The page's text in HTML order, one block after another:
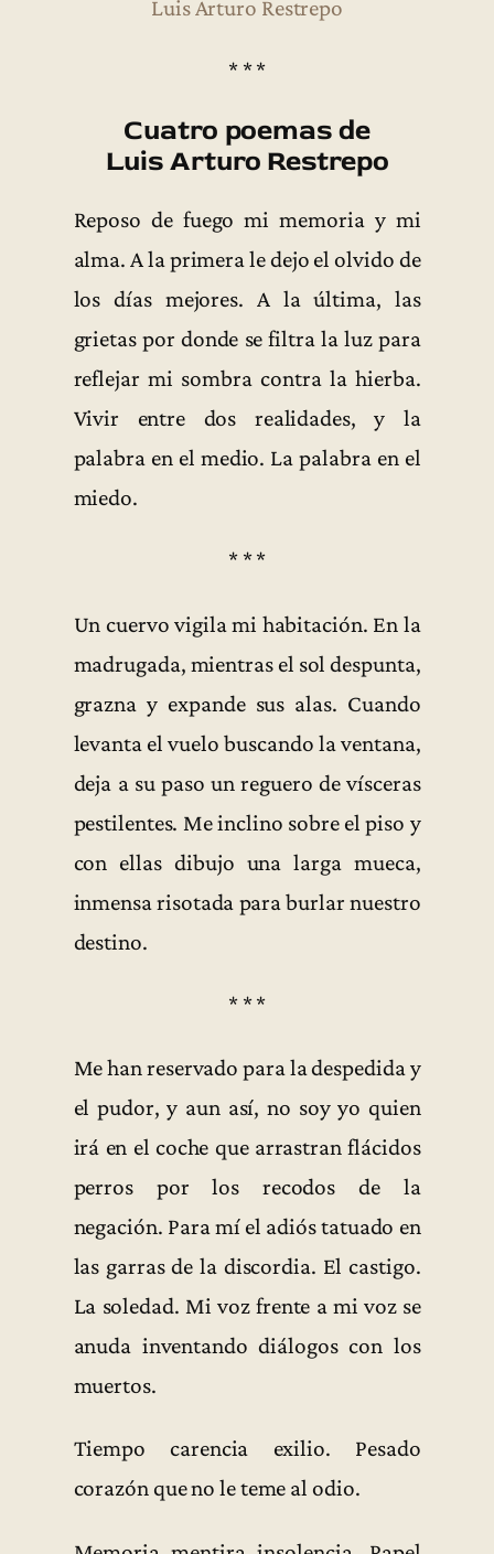
Luis Arturo Restrepo
* * *
Cuatro poemas de
Luis Arturo Restrepo
Reposo de fuego mi memoria y mi
alma. A la primera le dejo el olvido de
los días mejores. A la última, las
grietas por donde se filtra la luz para
reflejar mi sombra contra la hierba.
Vivir entre dos realidades, y la
palabra en el medio. La palabra en el
miedo.
* * *
Un cuervo vigila mi habitación. En la
madrugada, mientras el sol despunta,
grazna y expande sus alas. Cuando
levanta el vuelo buscando la ventana,
deja a su paso un reguero de vísceras
pestilentes. Me inclino sobre el piso y
con ellas dibujo una larga mueca,
inmensa risotada para burlar nuestro
destino.
* * *
Me han reservado para la despedida y
el pudor, y aun así, no soy yo quien
irá en el coche que arrastran flácidos
perros por los recodos de la
negación. Para mí el adiós tatuado en
las garras de la discordia. El castigo.
La soledad. Mi voz frente a mi voz se
anuda inventando diálogos con los
muertos.
Tiempo carencia exilio. Pesado
corazón que no le teme al odio.